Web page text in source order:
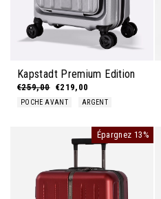
Kapstadt Premium Edition
Prix régulier
€259,00 Prix réduit
€219,00
POCHE AVANT ARGENT
Épargnez 13%